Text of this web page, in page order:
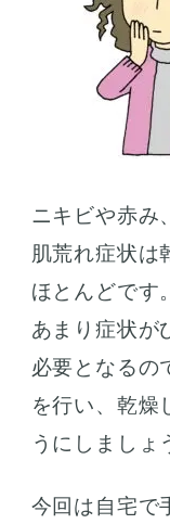
ニキビや赤み
肌荒れ症状は
ほとんどです。
あまり症状が
必要となるの
を行い、乾燥
うにしましょ
今回は自宅で